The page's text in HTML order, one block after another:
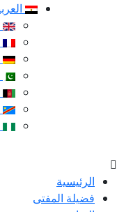
الرئيسية
فضيلة المفتى